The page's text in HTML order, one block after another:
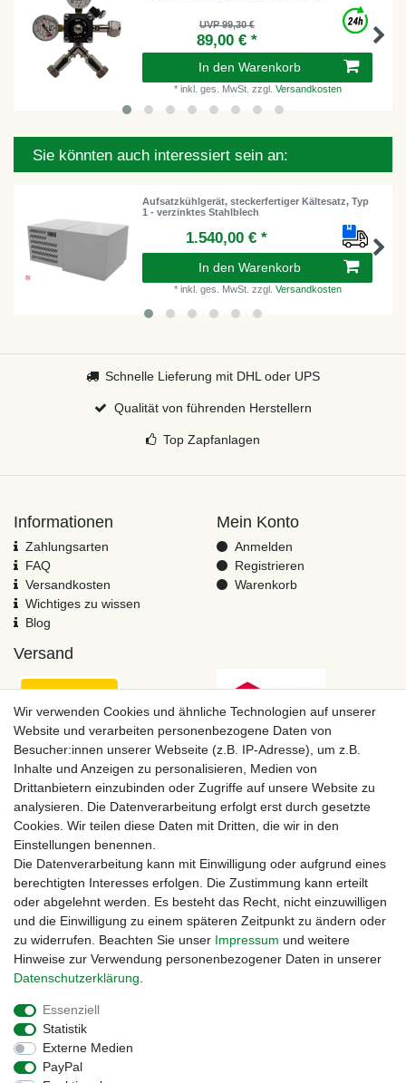
UVP 99,30 €
89,00 € *
In den Warenkorb
* inkl. ges. MwSt. zzgl. Versandkosten
Sie könnten auch interessiert sein an:
Aufsatzkühlgerät, steckerfertiger Kältesatz, Typ
1 - verzinktes Stahlblech
1.540,00 € *
In den Warenkorb
* inkl. ges. MwSt. zzgl. Versandkosten
Schnelle Lieferung mit DHL oder UPS
Qualität von führenden Herstellern
Top Zapfanlagen
Informationen
Zahlungsarten
FAQ
Versandkosten
Wichtiges zu wissen
Blog
Mein Konto
Anmelden
Registrieren
Warenkorb
Versand
Zahlungsmöglichkeiten
Impressum
Wir verwenden Cookies und ähnliche Technologien auf unserer
Website und verarbeiten personenbezogene Daten von
Besucher:innen unserer Webseite (z.B. IP-Adresse), um z.B.
Inhalte und Anzeigen zu personalisieren, Medien von
Drittanbietern einzubinden oder Zugriffe auf unsere Website zu
analysieren. Die Datenverarbeitung erfolgt erst durch gesetzte
Cookies. Wir teilen diese Daten mit Dritten, die wir in den
Einstellungen benennen.
Die Datenverarbeitung kann mit Einwilligung oder aufgrund eines
berechtigten Interesses erfolgen. Die Zustimmung kann erteilt
oder abgelehnt werden. Es besteht das Recht, nicht einzuwilligen
und die Einwilligung zu einem späteren Zeitpunkt zu ändern oder
zu widerrufen. Beachten Sie unser Impressum und weitere
Hinweise zur Verwendung personenbezogener Daten in unserer
Daten­schutz­erklärung
Essenziell
Statistik
Externe Medien
PayPal